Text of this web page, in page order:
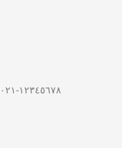
١٢٣٤٥٦٧٨-٠٢١